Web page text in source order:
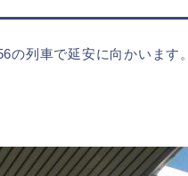
の列車で延安に向かいます。